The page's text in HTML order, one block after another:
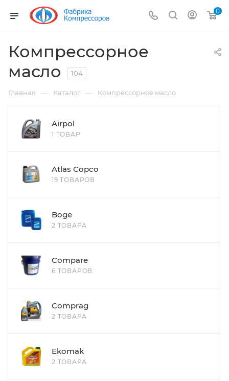
0
Компрессорное
масло
104
Главная — Каталог — Компрессорное масло
Airpol
1 ТОВАР
Atlas Copco
19 ТОВАРОВ
Boge
2 ТОВАРА
Compare
6 ТОВАРОВ
Comprag
2 ТОВАРА
Ekomak
2 ТОВАРА